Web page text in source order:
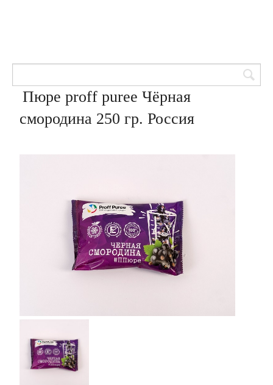
Пюре proff puree Чёрная
смородина 250 гр. Россия